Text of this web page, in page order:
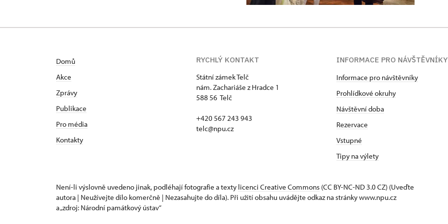
Domů
Akce
Zprávy
Publikace
Pro média
Kontakty
RYCHLÝ KONTAKT
Státní zámek Telč
nám. Zachariáše z Hradce 1
588 56 Telč
+420 567 243 943
telc@npu.cz
INFORMACE PRO NÁVŠTĚVNÍKY
Informace pro návštěvníky
Prohlídkové okruhy
Návštěvní doba
Rezervace
Vstupné
Tipy na výlety
Není-li výslovně uvedeno jinak, podléhají fotografie a texty licenci Creative Commons (CC BY-NC-ND 3.0 CZ) (Uveďte
autora | Neužívejte dílo komerčně | Nezasahujte do díla). Při užití obsahu uvádějte odkaz na stránky www.npu.cz
a „zdroj: Národní památkový ústav“